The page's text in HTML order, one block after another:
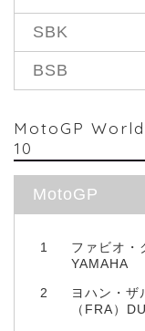
SBK
BSB
MotoGP
10
MotoGP
1
ファビオ・
YAMAHA
2
ヨハン・ザ
（FRA）